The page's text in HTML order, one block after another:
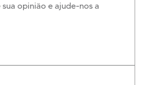
opinião e ajude-nos a